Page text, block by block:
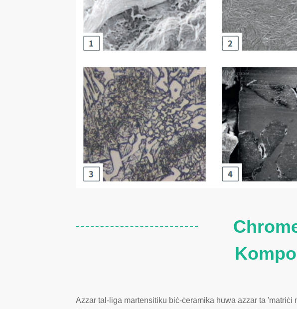
Azzar tal-liga martensitiku biċ-ċeramika huwa azzar ta